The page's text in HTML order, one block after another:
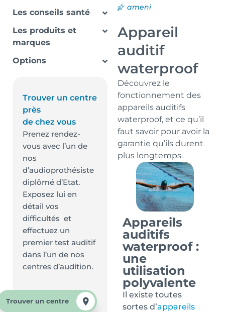
Les conseils santé
Les produits et
marques
Options
Trouver un centre
près
de chez vous
Prenez rendez-
vous avec l’un de
nos
d’audioprothésiste
diplômé d’Etat.
Exposez lui en
détail vos
difficultés et
effectuez un
premier test auditif
dans l’un de nos
centres d’audition.
Trouver un centre
ameni
Appareil
auditif
waterproof
Découvrez le
fonctionnement des
appareils auditifs
waterproof, et ce qu’il
faut savoir pour avoir la
garantie qu’ils durent
plus longtemps.
Appareils
auditifs
waterproof :
une
utilisation
polyvalente
Il existe toutes
sortes d’appareils